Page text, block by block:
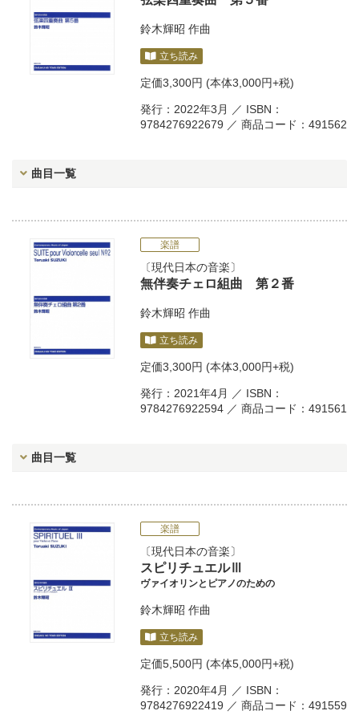
鈴木輝昭 作曲
立ち読み
定価3,300円 (本体3,000円+税)
発行：2022年3月 ／ ISBN：
9784276922679 ／ 商品コード：491562
曲目一覧
楽譜
現代日本の音楽
無伴奏チェロ組曲 第２番
鈴木輝昭 作曲
立ち読み
定価3,300円 (本体3,000円+税)
発行：2021年4月 ／ ISBN：
9784276922594 ／ 商品コード：491561
曲目一覧
楽譜
現代日本の音楽
スピリチュエルⅢ
ヴァイオリンとピアノのための
鈴木輝昭 作曲
立ち読み
定価5,500円 (本体5,000円+税)
発行：2020年4月 ／ ISBN：
9784276922419 ／ 商品コード：491559